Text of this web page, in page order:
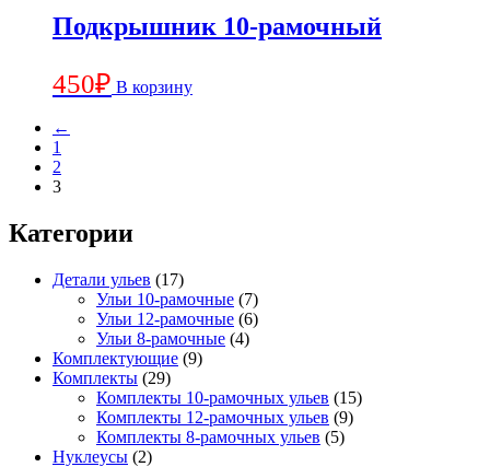
Подкрышник 10-рамочный
450₽ В корзину
←
1
2
3
Категории
Детали ульев (17)
Ульи 10-рамочные (7)
Ульи 12-рамочные (6)
Ульи 8-рамочные (4)
Комплектующие (9)
Комплекты (29)
Комплекты 10-рамочных ульев (15)
Комплекты 12-рамочных ульев (9)
Комплекты 8-рамочных ульев (5)
Нуклеусы (2)